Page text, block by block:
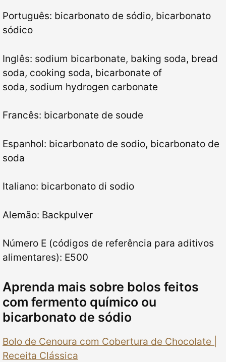
Português: bicarbonato de sódio, bicarbonato
sódico
Inglês: sodium bicarbonate, baking soda, bread
soda, cooking soda, bicarbonate of
soda, sodium hydrogen carbonate
Francês: bicarbonate de soude
Espanhol: bicarbonato de sodio, bicarbonato de
soda
Italiano: bicarbonato di sodio
Alemão: Backpulver
Número E (códigos de referência para aditivos
alimentares): E500
Aprenda mais sobre bolos feitos
com fermento químico ou
bicarbonato de sódio
Bolo de Cenoura com Cobertura de Chocolate |
Receita Clássica